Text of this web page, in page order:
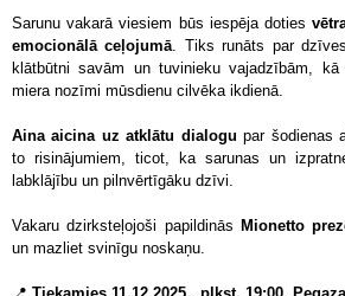
Sarunu vakarā viesiem būs iespēja doties
emocionālā ceļojumā. Tiks runāts par
klātbūtni savām un tuvinieku vajadzībām,
miera nozīmi mūsdienu cilvēka ikdienā.
Aina aicina uz atklātu dialogu par šodienas
to risinājumiem, ticot, ka sarunas un
labklājību un pilnvērtīgāku dzīvi.
Vakaru dzirksteļojoši papildinās Mionetto
un mazliet svinīgu noskaņu.